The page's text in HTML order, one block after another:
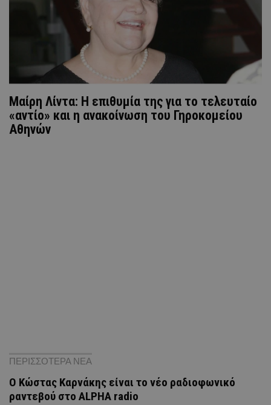
Μαίρη Λίντα: Η επιθυμία της για το τελευταίο
«αντίο» και η ανακοίνωση του Γηροκομείου
Αθηνών
ΠΕΡΙΣΣΟΤΕΡΑ ΝΕΑ
Ο Κώστας Καρνάκης είναι το νέο ραδιοφωνικό
ραντεβού στο ALPHA radio